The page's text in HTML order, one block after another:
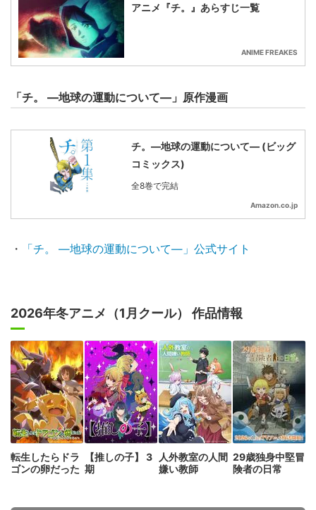
アニメ『チ。』あらすじ一覧
ANIME FREAKES
「チ。 ―地球の運動について―」原作漫画
チ。―地球の運動について― (ビッグ
コミックス)
全8巻で完結
Amazon.co.jp
・ 「チ。 ―地球の運動について―」公式サイト
2026年冬アニメ（1月クール） 作品情報
転生したらドラ
ゴンの卵だった
【推しの子】 3
期
人外教室の人間
嫌い教師
29歳独身中堅冒
険者の日常